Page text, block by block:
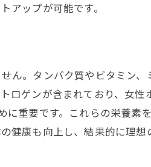
問わず始められるバストアップ
人女性のためのバストアップ
代別に異なるバストケアアプ
齢に負けない美しさを保つた
期的な視点でのバストアップ
アップが可能です。
ん。タンパク質やビタミン
ロゲンが含まれており、女
重要です。これらの栄養
健康も向上し、結果的に理